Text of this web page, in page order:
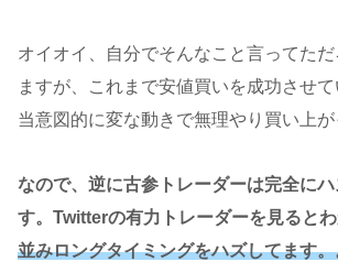
オイオイ、自分でそんなこと言ってた
ますが、これまで安値買いを成功させ
当意図的に変な動きで無理やり買い上が
なので、逆に古参トレーダーは完全に
す。Twitterの有力トレーダーを見るとわ
並みロングタイミングをハズしてます